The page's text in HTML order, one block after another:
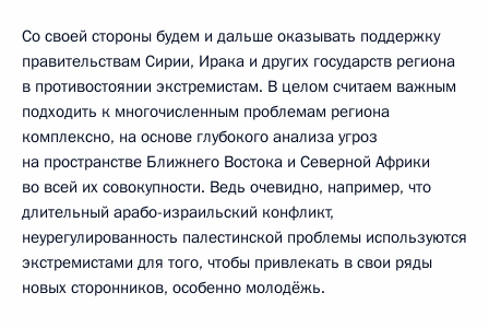
Со своей стороны будем и дальше оказывать поддержку
правительствам Сирии, Ирака и других государств региона
в противостоянии экстремистам. В целом считаем важным
подходить к многочисленным проблемам региона
комплексно, на основе глубокого анализа угроз
на пространстве Ближнего Востока и Северной Африки
во всей их совокупности. Ведь очевидно, например, что
длительный арабо-израильский конфликт,
неурегулированность палестинской проблемы используются
экстремистами для того, чтобы привлекать в свои ряды
новых сторонников, особенно молодёжь.